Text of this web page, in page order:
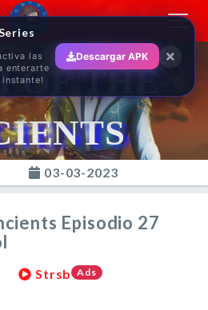
OF THE
03-03-2023
Episodio 27
Strsb Ads
las
enterarte
Descargar APK